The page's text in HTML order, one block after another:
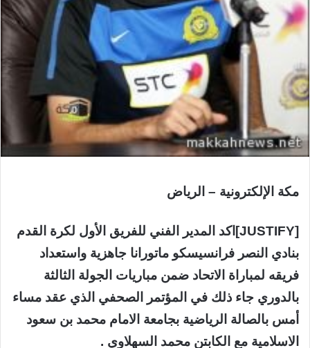
مكة الإلكترونية – الرياض
[JUSTIFY]اكد المدير الفني للفريق الأول لكرة القدم
بنادي النصر فرانسيسكو ماتورانا جاهزية واستعداد
فريقه لمباراة الاتحاد ضمن مباريات الجولة الثالثة
بالدوري جاء ذلك في المؤتمر الصحفي الذي عقد مساء
أمس بالصالة الرياضية بجامعة الامام محمد بن سعود
الاسلامية مع الكابتن محمد السهلاوي .